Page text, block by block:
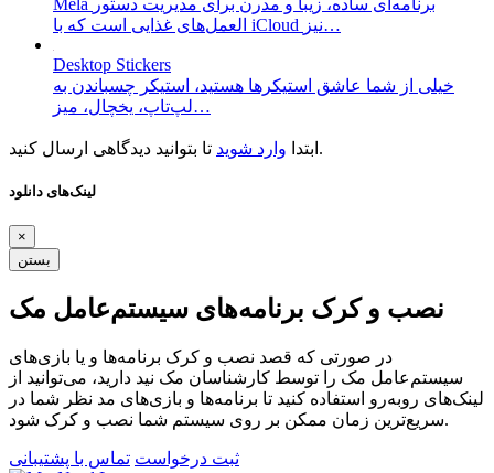
Mela برنامه‌ای ساده، زیبا و مدرن برای مدیریت دستور
العمل‌های غذایی است که با iCloud نیز…
Desktop Stickers
خیلی از شما عاشق استیکر‌ها هستید، استیکر چسباندن به
لپ‌تاپ، یخچال، میز…
ابتدا وارد شوید تا بتوانید دیدگاهی ارسال کنید.
لینک‌های دانلود
×
بستن
نصب و کرک برنامه‌های سیستم‌عامل مک
در صورتی که قصد نصب و کرک برنامه‌ها و یا بازی‌های
سیستم‌عامل مک را توسط کارشناسان مک نید دارید، می‌توانید از
لینک‌های رو‌به‌رو استفاده کنید تا برنامه‌ها و بازی‌های مد نظر شما در
سریع‌ترین زمان ممکن بر روی سیستم شما نصب و کرک شود.
ثبت درخواست تماس با پشتیبانی